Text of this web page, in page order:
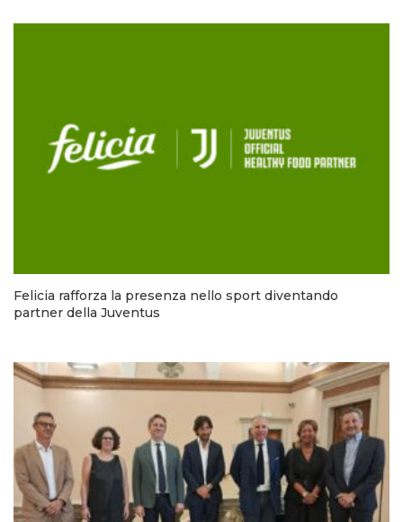
Felicia rafforza la presenza nello sport diventando
partner della Juventus